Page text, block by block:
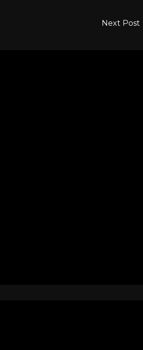
Next Post